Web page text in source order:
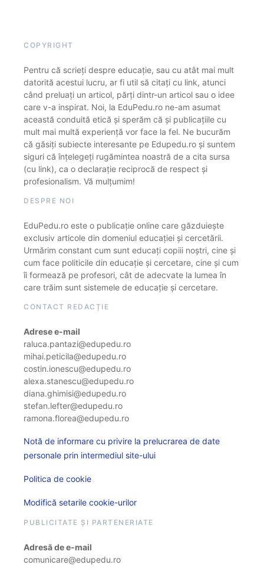
COPYRIGHT
Pentru că scrieți despre educație, sau cu atât mai mult
datorită acestui lucru, ar fi util să citați cu link, atunci
când preluați un articol, părți dintr-un articol sau o idee
care v-a inspirat. Noi, la EduPedu.ro ne-am asumat
această conduită etică și sperăm că și publicațiile cu
mult mai multă experiență vor face la fel. Ne bucurăm
că găsiți subiecte interesante pe Edupedu.ro și suntem
siguri că înțelegeți rugămintea noastră de a cita sursa
(cu link), ca o declarație reciprocă de respect și
profesionalism. Vă mulțumim!
DESPRE NOI
EduPedu.ro este o publicație online care găzduiește
exclusiv articole din domeniul educației și cercetării.
Urmărim constant cum sunt educați copiii noștri, cine și
cum face politicile din educație și cercetare, cine și cum
îi formează pe profesori, cât de adecvate la lumea în
care trăim sunt sistemele de educație și cercetare.
CONTACT REDACȚIE
Adrese e-mail
raluca.pantazi@edupedu.ro
mihai.peticila@edupedu.ro
costin.ionescu@edupedu.ro
alexa.stanescu@edupedu.ro
diana.ghimisi@edupedu.ro
stefan.lefter@edupedu.ro
ramona.florea@edupedu.ro
Notă de informare cu privire la prelucrarea de date
personale prin intermediul site-ului
Politica de cookie
Modifică setarile cookie-urilor
PUBLICITATE ȘI PARTENERIATE
Adresă de e-mail
comunicare@edupedu.ro